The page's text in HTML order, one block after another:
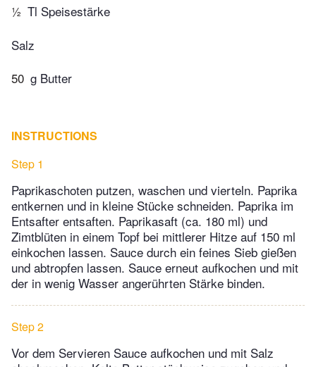
½ Tl Speisestärke
Salz
50 g Butter
INSTRUCTIONS
Step 1
Paprikaschoten putzen, waschen und vierteln. Paprika
entkernen und in kleine Stücke schneiden. Paprika im
Entsafter entsaften. Paprikasaft (ca. 180 ml) und
Zimtblüten in einem Topf bei mittlerer Hitze auf 150 ml
einkochen lassen. Sauce durch ein feines Sieb gießen
und abtropfen lassen. Sauce erneut aufkochen und mit
der in wenig Wasser angerührten Stärke binden.
Step 2
Vor dem Servieren Sauce aufkochen und mit Salz